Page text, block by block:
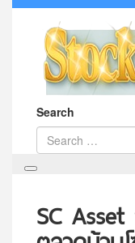
Search
SC